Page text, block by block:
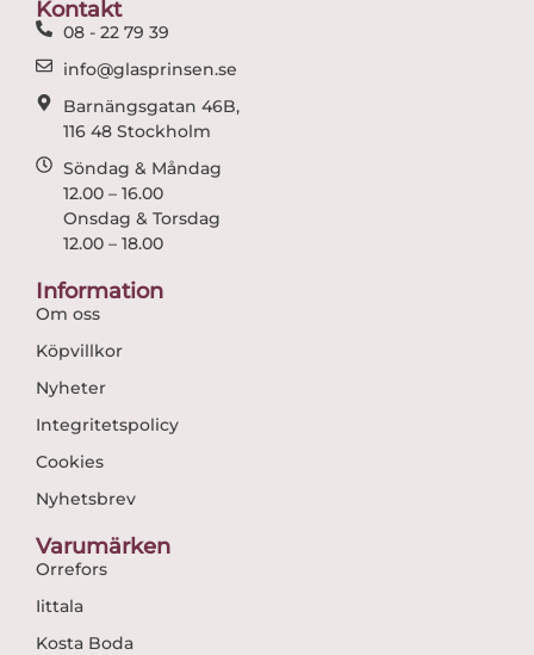
Kontakt
08 - 22 79 39
info@glasprinsen.se
Barnängsgatan 46B,
116 48 Stockholm
Söndag & Måndag
12.00 – 16.00
Onsdag & Torsdag
12.00 – 18.00
Information
Om oss
Köpvillkor
Nyheter
Integritetspolicy
Cookies
Nyhetsbrev
Varumärken
Orrefors
Iittala
Kosta Boda